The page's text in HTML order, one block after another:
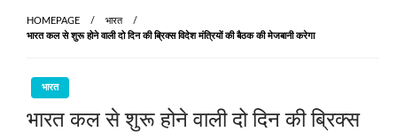
HOMEPAGE
भारत
भारत कल से शुरू होने वाली दो दिन की ब्रिक्स विदेश मंत्रियों की बैठक की मेजबानी करेगा
भारत
भारत कल से शुरू होने वाली दो दिन की ब्रिक्स